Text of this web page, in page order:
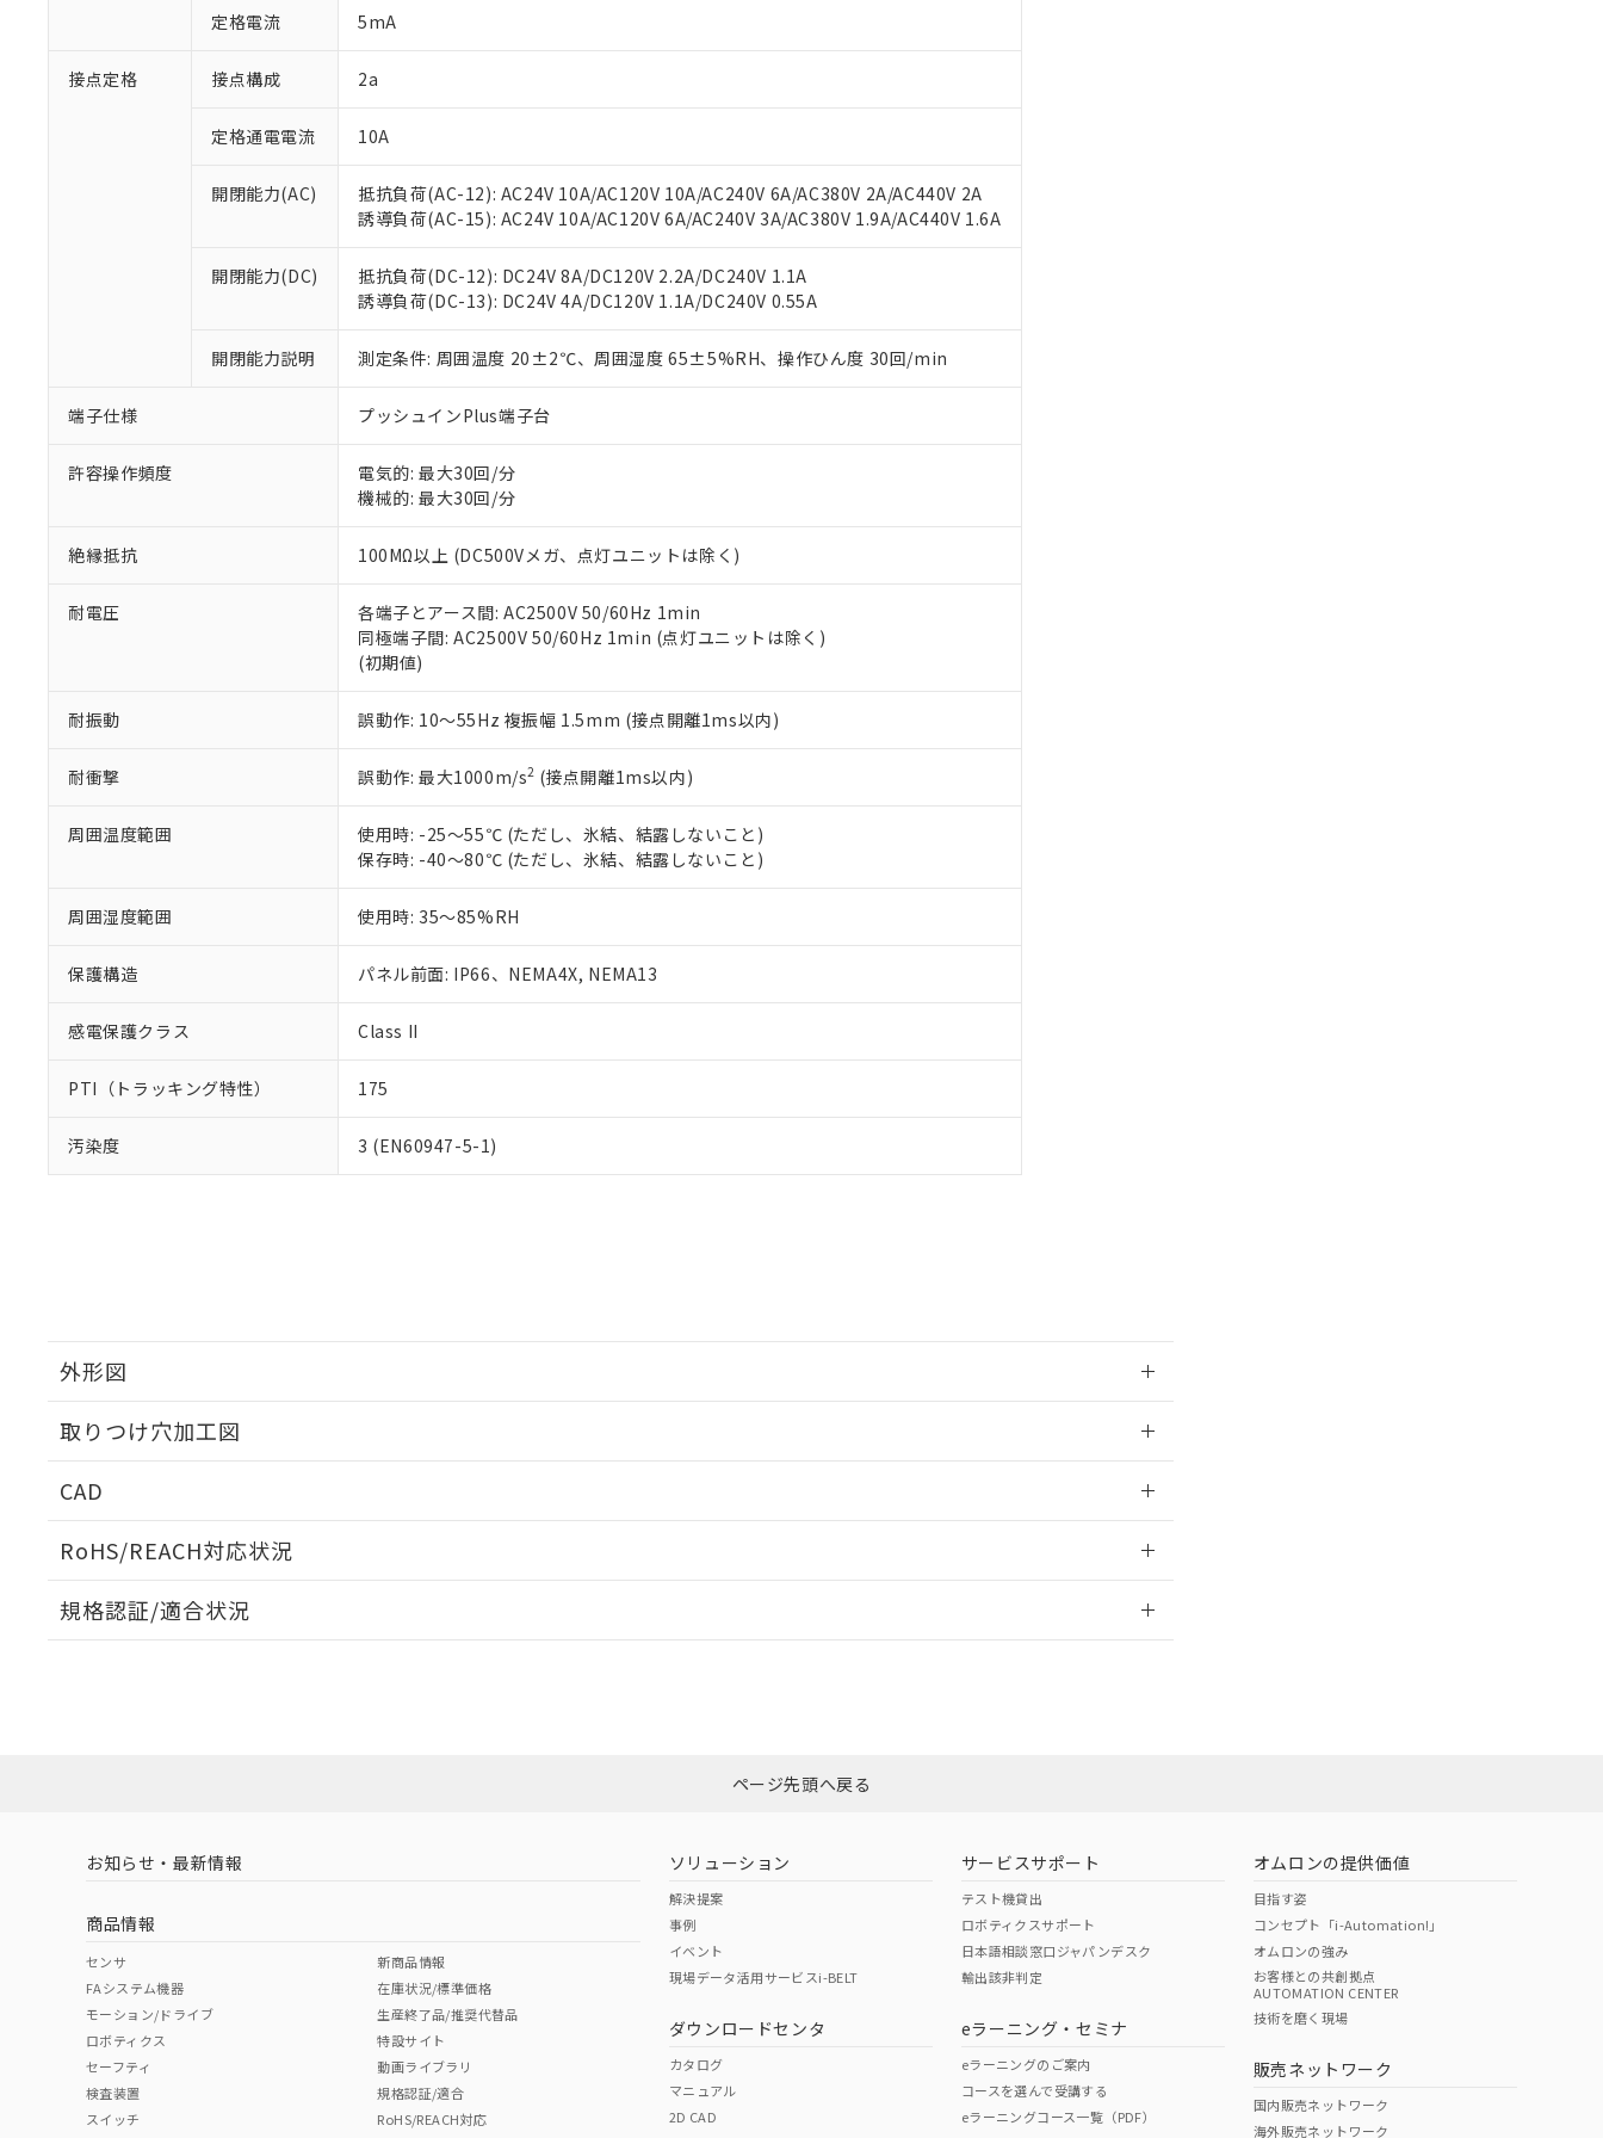
定格電流 5mA
接点定格 接点構成 2a
定格通電電流 10A
開閉能力(AC)
抵抗負荷(AC-12): AC24V 10A/AC120V 10A/AC240V 6A/AC380V 2A/AC440V 2A
誘導負荷(AC-15): AC24V 10A/AC120V 6A/AC240V 3A/AC380V 1.9A/AC440V 1.6A
開閉能力(DC)
抵抗負荷(DC-12): DC24V 8A/DC120V 2.2A/DC240V 1.1A
誘導負荷(DC-13): DC24V 4A/DC120V 1.1A/DC240V 0.55A
開閉能力説明 測定条件: 周囲温度 20±2℃、周囲湿度 65±5%RH、操作ひん度 30回/min
端子仕様 プッシュインPlus端子台
許容操作頻度
電気的: 最大30回/分
機械的: 最大30回/分
絶縁抵抗 100MΩ以上 (DC500Vメガ、点灯ユニットは除く)
耐電圧
各端子とアース間: AC2500V 50/60Hz 1min
同極端子間: AC2500V 50/60Hz 1min (点灯ユニットは除く)
(初期値)
耐振動 誤動作: 10～55Hz 複振幅 1.5mm (接点開離1ms以内)
耐衝撃 誤動作: 最大1000m/s2 (接点開離1ms以内)
周囲温度範囲
使用時: -25～55℃ (ただし、氷結、結露しないこと)
保存時: -40～80℃ (ただし、氷結、結露しないこと)
周囲湿度範囲 使用時: 35～85%RH
保護構造 パネル前面: IP66、NEMA4X, NEMA13
感電保護クラス Class II
PTI（トラッキング特性） 175
汚染度 3 (EN60947-5-1)
外形図
取りつけ穴加工図
CAD
RoHS/REACH対応状況
EU RoHS 注意事項・凡例
ダウンロードはこちら
中国 RoHS 注意事項・凡例
中国 RoHS表
Pb Hg Cr(VI)
O O
規格認証/適合状況
い。
正式な納期状況および標準価格はお客様のお取引先、またはお客様担当のオムロン制御機器販売店・
当社販売員にご相談ください。
オムロン制御機器販売店や当社販売拠点は「販売ネットワーク
」をご確認ください。
在庫状況および標準価格結果を当社の事前の承諾なく第三者に漏洩または開示しないようお願いしま
す。
マイパーツ機能（部品リスト作成サービス）をご利用いただくには、I-Webメンバーズにご登録され
お客様が当ウェブサイト上で当社にご登録された部品リストについて、当社および当社の共同利用者
が、当社の製品・サービスに関するお客様との取引・商談に必要な範囲で利用することをご了承くだ
さい。
※当社の共同利用者とは、"個人情報の共同利用に関して"
の「1.共同利用者の範囲」に記載されて
いる法人を指します。
但し、RoHS指令で産業用監視および制御機器に対する適用除外項目は除く。
※2 対応予定月
部品在庫の切り替え状況などにより、予定月が前後することがあります。
※3 非含有証明書ダウンロード
下記の非含有証明書をダウンロードすることができます。
EU RoHS指令（10物質）の非含有証明書
51物質の非含有証明書（当社基準）
※本証明書は発行日時点で非含有を証明するもので、過去に遡って非含有を証明するものではありません。
また、RoHS指令のフタル酸エステル類４物質の対応では、対応完了までの期間は出荷製品に未対応品が
混在することから備考欄に対応日を記載しておりました。
り割愛しております。
「○」：最大均質材料含有率が中国RoHSの基準値以下であることを示します。
「×」：最大均質材料含有率が中国RoHSの基準値を超えていることを示します。
*中国RoHS10物質の基準値 (GB/T26572)：
Pb(鉛) :1000ppm、 Hg(水銀) : 1000ppm、 Cd(カドミウム) : 100ppm、
Cr(Ⅵ)(六価クロム) : 1000ppm、 PBBs(ポリ臭化ビフェニル類) : 1000ppm、 PBDEs(ポリ臭化ジフェニルエーテル類) : 1000ppm、
DBP(フタル酸ジブチル) : 1000ppm、 DIBP(フタル酸ジイソブチル) : 1000ppm、 BBP(フタル酸ブチルベンジル) : 1000ppm、
DEHP(フタル酸ビス(2-エチルヘキシル)) : 1000ppm
※2 環境保護使用期限
「ｅ」：有害物質（10物質）のすべてが基準値以下であることを示します。
「10」：通常の使用状況下において有害物質が外部に漏えいし、環境に深刻な影響を及ぼさない年数を意
味します。
当社は、これら貴社製品のうち、外国為替および外国貿易法に定める商品（以下｢規制貨物等」とい
当社は貴社製品を、核兵器、ミサイル、化学兵器、生物兵器またはその他武器並びにこれらの製造装
置等に一切使用いたしません。
当社は、貴社製品を第三者に販売する場合は、上記1、2および3の内容を当該第三者に通知します。
また当社は、販売先および販売に係わる関係者が違法に輸出するおそれがある場合は、取り引きをい
たしません。
号
○ 一定数以上の在庫あり
△ 一定数には満たないが在庫あり
－
在庫なし(最新の在庫状況については、お客様のお取引先、またはお客様担当のオムロン制御
機器販売店・当社販売員にご確認ください)
空
白
受注生産機種、また在庫状況の情報を公開していない機種
ページ先頭へ戻る
お知らせ・最新情報
商品情報
センサ
FAシステム機器
モーション/ドライブ
ロボティクス
セーフティ
検査装置
スイッチ
新商品情報
在庫状況/標準価格
生産終了品/推奨代替品
特設サイト
動画ライブラリ
規格認証/適合
RoHS/REACH対応
ソリューション
解決提案
事例
イベント
現場データ活用サービスi-BELT
ダウンロードセンタ
カタログ
マニュアル
2D CAD
サービスサポート
テスト機貸出
ロボティクスサポート
日本語相談窓口ジャパンデスク
輸出該非判定
eラーニング・セミナ
eラーニングのご案内
コースを選んで受講する
eラーニングコース一覧（PDF）
オムロンの提供価値
目指す姿
コンセプト「i-Automation!」
オムロンの強み
お客様との共創拠点
AUTOMATION CENTER
技術を磨く現場
販売ネットワーク
国内販売ネットワーク
海外販売ネットワーク